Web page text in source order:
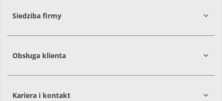
Siedziba firmy
Obsługa klienta
Kariera i kontakt